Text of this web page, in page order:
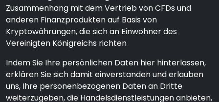
Zusammenhang mit dem Vertrieb von CFDs und
anderen Finanzprodukten auf Basis von
Kryptowährungen, die sich an Einwohner des
Vereinigten Königreichs richten
Indem Sie Ihre persönlichen Daten hier hinterlassen,
erklären Sie sich damit einverstanden und erlauben
uns, Ihre personenbezogenen Daten an Dritte
weiterzugeben, die Handelsdienstleistungen anbieten,